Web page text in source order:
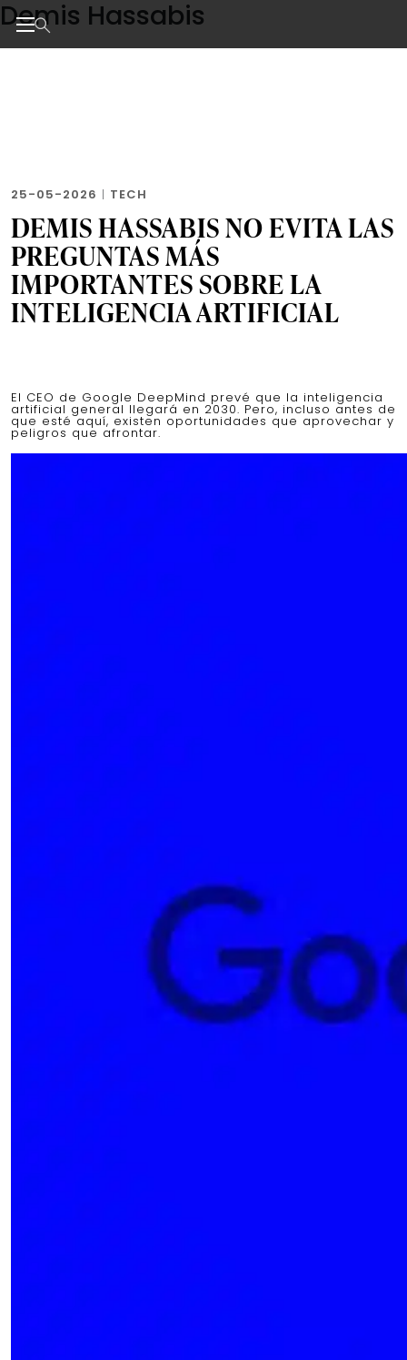
Skip
to
the
Demis Hassabis
25-05-2026 | TECH
DEMIS HASSABIS NO EVITA LAS
PREGUNTAS MÁS
IMPORTANTES SOBRE LA
INTELIGENCIA ARTIFICIAL
El CEO de Google DeepMind prevé que la inteligencia
artificial general llegará en 2030. Pero, incluso antes de
que esté aquí, existen oportunidades que aprovechar y
peligros que afrontar.